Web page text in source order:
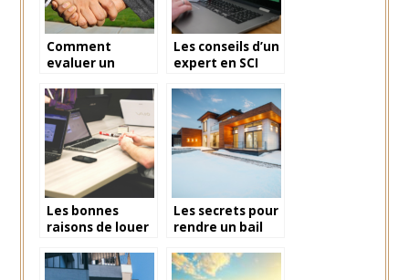
Comment
evaluer un
vendre ?
Les conseils d’un
expert en SCI
Les bonnes
raisons de louer
bureau partage
Les secrets pour
rendre un bail